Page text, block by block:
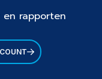
rapporten